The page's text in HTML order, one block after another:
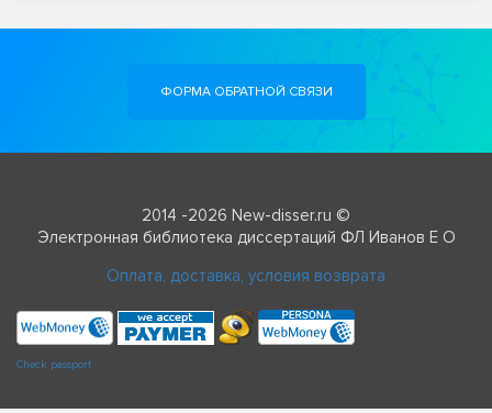
ФОРМА ОБРАТНОЙ СВЯЗИ
2014 -2026 New-disser.ru ©
Электронная библиотека диссертаций ФЛ Иванов Е О
Оплата, доставка, условия возврата
Check passport